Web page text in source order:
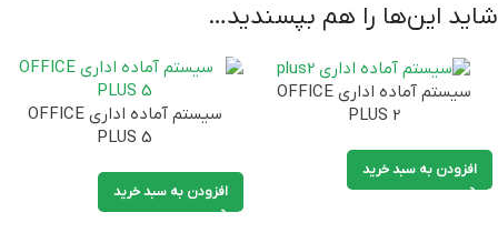
شاید این‌ها را هم بپسندید…
سیستم آماده اداری OFFICE
PLUS 2
افزودن به سبد خرید
سیستم آماده اداری OFFICE
PLUS 5
افزودن به سبد خرید